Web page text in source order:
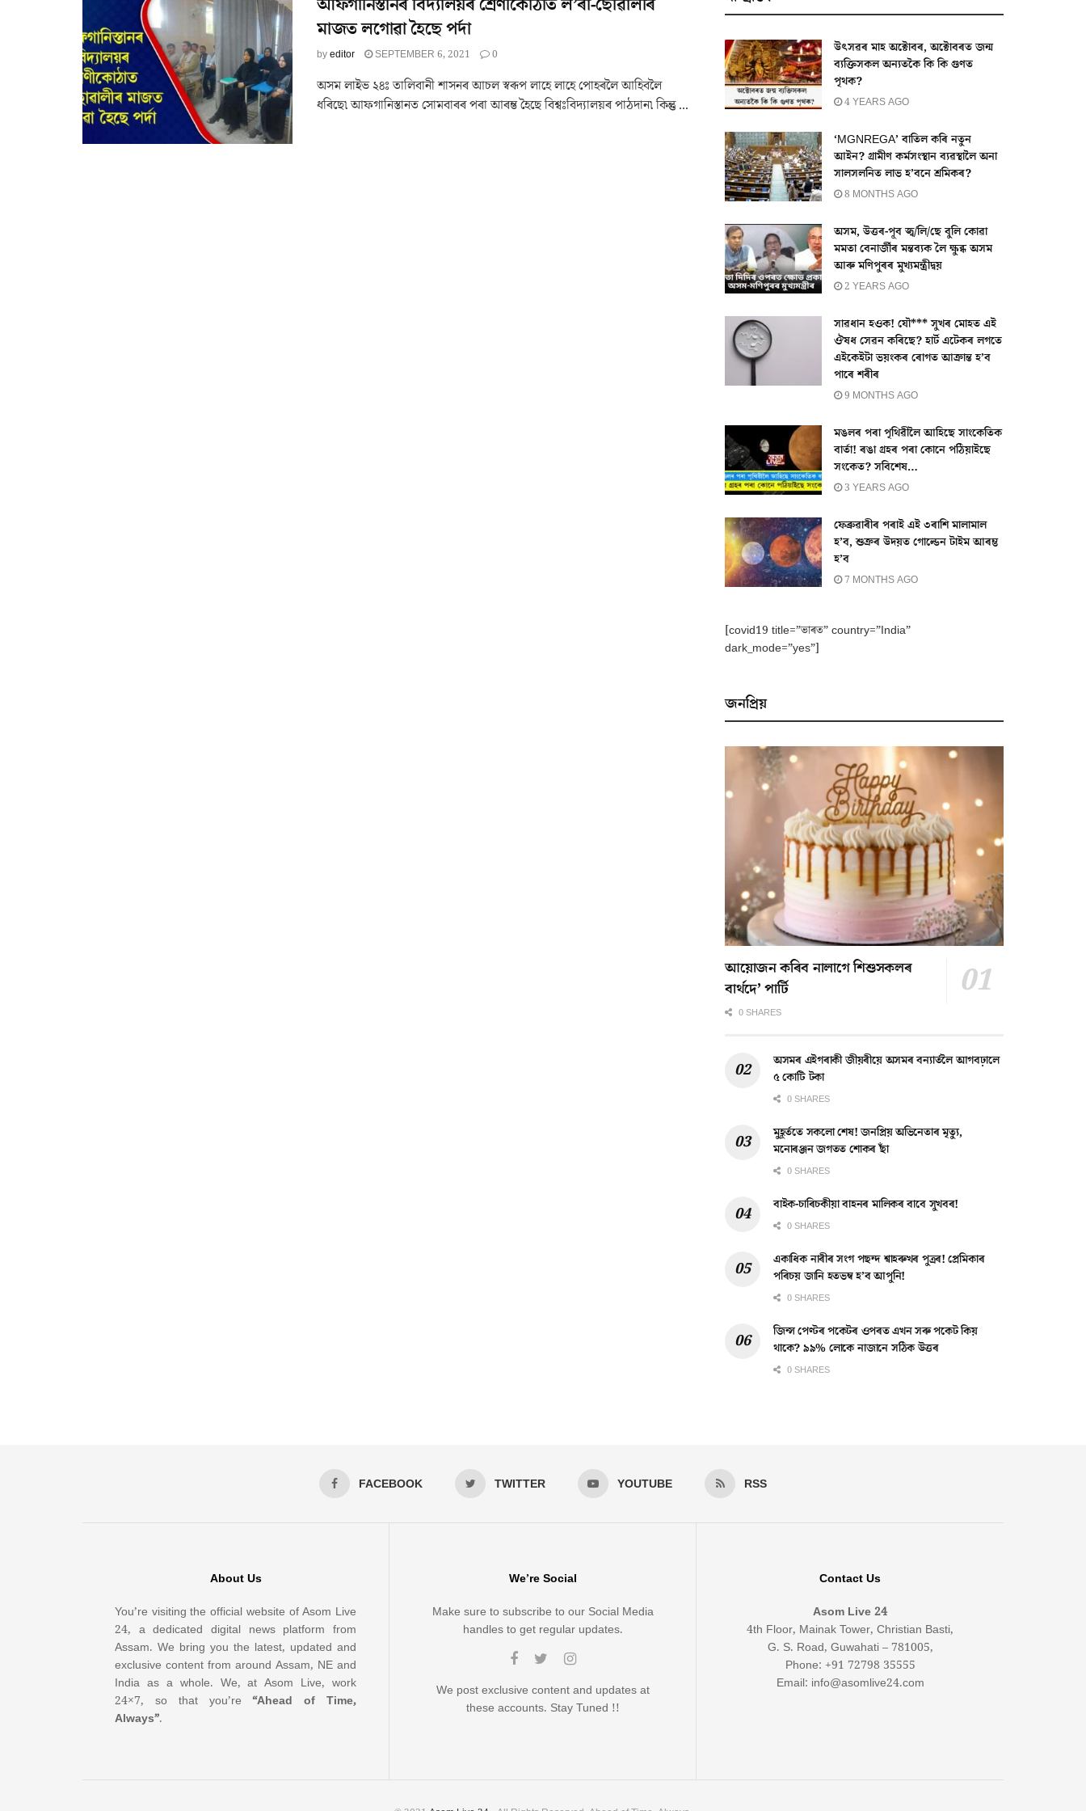
আফগানিস্তানৰ বিদ্যালয়ৰ শ্ৰেণীকোঠাত ল’ৰা-ছোৱালীৰ
মাজত লগোৱা হৈছে পৰ্দা
byeditor SEPTEMBER 6, 2021 0
অসম লাইভ ২৪ঃ তালিবানী শাসনৰ আচল স্বৰূপ লাহে লাহে পোহৰলৈ আহিবলৈ
ধৰিছে৷ আফগানিস্তানত সোমবাৰৰ পৰা আৰম্ভ হৈছে বিশ্বঃবিদ্যালয়ৰ পাঠদান৷ কিন্তু ...
উৎসৱৰ মাহ অক্টোবৰ, অক্টোবৰত জন্ম
ব্যক্তিসকল অন্যতকৈ কি কি গুণত
পৃথক?
4 YEARS AGO
‘MGNREGA’ বাতিল কৰি নতুন
আইন? গ্ৰামীণ কৰ্মসংস্থান ব্যৱস্থালৈ অনা
সালসলনিত লাভ হ’বনে শ্ৰমিকৰ?
8 MONTHS AGO
অসম, উত্তৰ-পূব জ্ব/লি/ছে বুলি কোৱা
মমতা বেনাৰ্জীৰ মন্তব্যক লৈ ক্ষুব্ধ অসম
আৰু মণিপুৰৰ মুখ্যমন্ত্ৰীদ্বয়
2 YEARS AGO
সাৱধান হওক! যৌ*** সুখৰ মোহত এই
ঔষধ সেৱন কৰিছে? হাৰ্ট এটেকৰ লগতে
এইকেইটা ভয়ংকৰ ৰোগত আক্ৰান্ত হ’ব
পাৰে শৰীৰ
9 MONTHS AGO
মঙলৰ পৰা পৃথিৱীলৈ আহিছে সাংকেতিক
বাৰ্তা! ৰঙা গ্ৰহৰ পৰা কোনে পঠিয়াইছে
সংকেত? সবিশেষ…
3 YEARS AGO
ফেব্ৰুৱাৰীৰ পৰাই এই ৩ৰাশি মালামাল
হ’ব, শুক্ৰৰ উদয়ত গোল্ডেন টাইম আৰম্ভ
হ’ব
7 MONTHS AGO
[covid19 title=”ভাৰত” country=”India”
dark_mode=”yes”]
জনপ্ৰিয়
আয়োজন কৰিব নালাগে শিশুসকলৰ
বাৰ্থদে’ পাৰ্টি
0 SHARES
অসমৰ এইগৰাকী জীয়ৰীয়ে অসমৰ বন্যাৰ্তলৈ আগবঢ়ালে
৫ কোটি টকা
0 SHARES
মুহূৰ্ততে সকলো শেষ! জনপ্ৰিয় অভিনেতাৰ মৃত্যু,
মনোৰঞ্জন জগতত শোকৰ ছাঁ
0 SHARES
বাইক-চাৰিচকীয়া বাহনৰ মালিকৰ বাবে সুখবৰ!
0 SHARES
একাধিক নাৰীৰ সংগ পছন্দ শ্বাহৰুখৰ পুত্ৰৰ! প্ৰেমিকাৰ
পৰিচয় জানি হতভম্ব হ’ব আপুনি!
0 SHARES
জিন্স পেণ্টৰ পকেটৰ ওপৰত এখন সৰু পকেট কিয়
থাকে? ৯৯% লোকে নাজানে সঠিক উত্তৰ
0 SHARES
FACEBOOK TWITTER YOUTUBE RSS
About Us
You’re visiting the official website of Asom Live
24, a dedicated digital news platform from
Assam. We bring you the latest, updated and
exclusive content from around Assam, NE and
India as a whole. We, at Asom Live, work
24×7, so that you’re“Ahead of Time,
Always”.
We’re Social
Make sure to subscribe to our Social Media
handles to get regular updates.
We post exclusive content and updates at
these accounts. Stay Tuned !!
Contact Us
Asom Live 24
4th Floor, Mainak Tower, Christian Basti,
G. S. Road, Guwahati – 781005,
Phone: +91 72798 35555
Email: info@asomlive24.com